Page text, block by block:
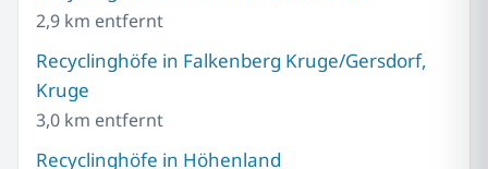
2,9 km entfernt
Recyclinghöfe in Falkenberg Kruge/Gersdorf,
Kruge
3,0 km entfernt
Recyclinghöfe in Höhenland